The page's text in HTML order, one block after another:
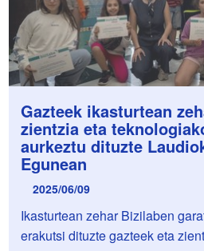
Gazteek ikasturtean
zientzia eta
aurkeztu dituzte
Egunean
2025/06/09
Ikasturtean zehar Bizilaben
erakutsi dituzte gazteek eta